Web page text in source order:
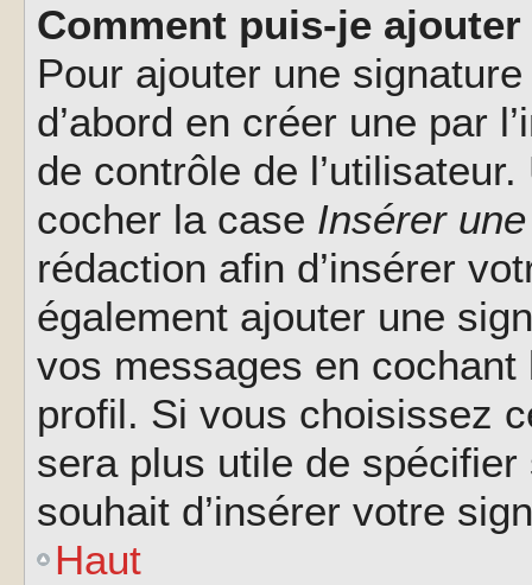
Comment puis-je
Pour ajouter une
d’abord en créer une par
de contrôle de
cocher la case Insérer
rédaction afin d’insérer
également ajouter une
vos messages en
profil. Si vous choisissez
sera plus utile de
souhait d’insérer votre
Haut